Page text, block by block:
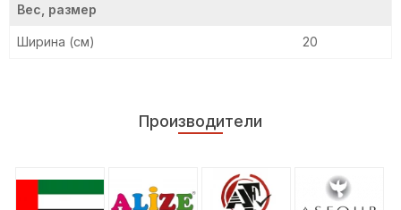
Вес, размер
Ширина (см) 20
Производители